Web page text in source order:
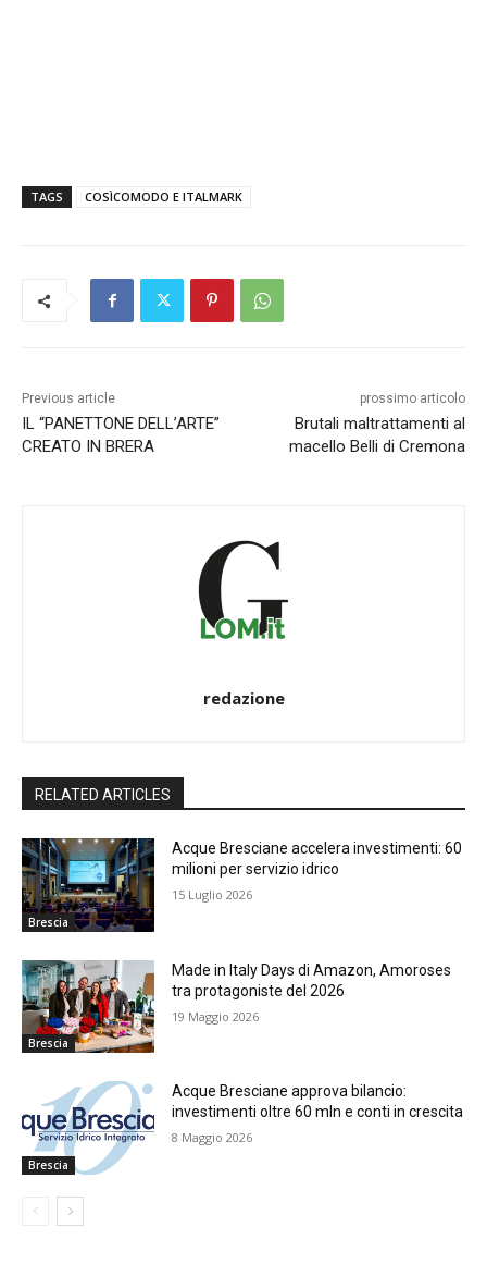
TAGS COSÌCOMODO E ITALMARK
Previous article
IL “PANETTONE DELL’ARTE”
CREATO IN BRERA
prossimo articolo
Brutali maltrattamenti al
macello Belli di Cremona
redazione
RELATED ARTICLES
Brescia
Acque Bresciane accelera investimenti: 60
milioni per servizio idrico
15 Luglio 2026
Brescia
Made in Italy Days di Amazon, Amoroses
tra protagoniste del 2026
19 Maggio 2026
Brescia
Acque Bresciane approva bilancio:
investimenti oltre 60 mln e conti in crescita
8 Maggio 2026